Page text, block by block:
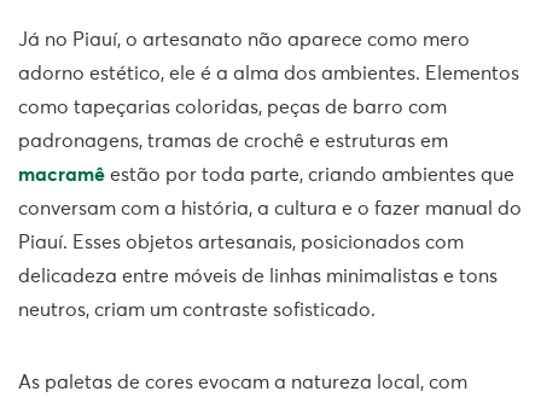
Já no Piauí, o artesanato não aparece como mero
adorno estético, ele é a alma dos ambientes. Elementos
como tapeçarias coloridas, peças de barro com
padronagens, tramas de crochê e estruturas em
macramê estão por toda parte, criando ambientes que
conversam com a história, a cultura e o fazer manual do
Piauí. Esses objetos artesanais, posicionados com
delicadeza entre móveis de linhas minimalistas e tons
neutros, criam um contraste sofisticado.
As paletas de cores evocam a natureza local, com